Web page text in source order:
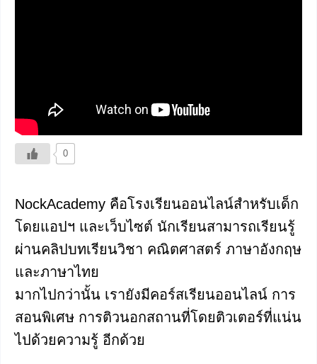
0
NockAcademy คือโรงเรียนออนไลน์สำหรับเด็ก
โดยแอปฯ และเว็บไซต์ นักเรียนสามารถเรียนรู้
ผ่านคลิปบทเรียนวิชา คณิตศาสตร์ ภาษาอังกฤษ
และภาษาไทย
มากไปกว่านั้น เรายังมีคอร์สเรียนออนไลน์ การ
สอนพิเศษ การติวนอกสถานที่โดยติวเตอร์ที่แน่น
ไปด้วยความรู้ อีกด้วย